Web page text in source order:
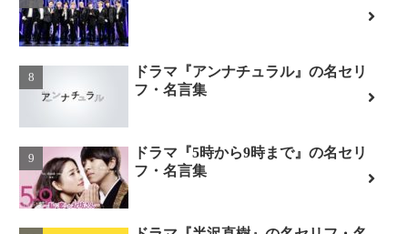
ドラマ『アンナチュラル』の名セリ
フ・名言集
ドラマ『5時から9時まで』の名セリ
フ・名言集